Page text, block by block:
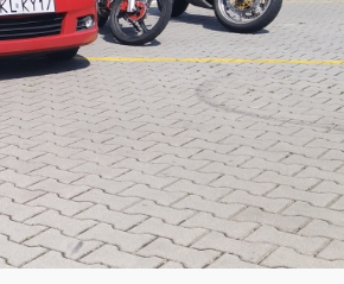
nie tylko do zdania
jazdy.